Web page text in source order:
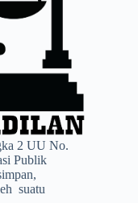
2 UU No.
Publik
suatu